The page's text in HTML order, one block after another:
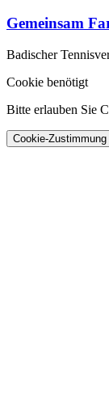
Gemeinsam
Badischer
Cookie benötigt
Bitte erlauben Sie
Cookie-Zustimmung